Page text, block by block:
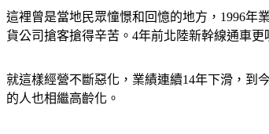
這裡曾是當地民眾憧憬和回憶的地方，1996年
貨公司搶客搶得辛苦。4年前北陸新幹線通車
就這樣經營不斷惡化，業績連續14年下滑，到
的人也相繼高齡化。